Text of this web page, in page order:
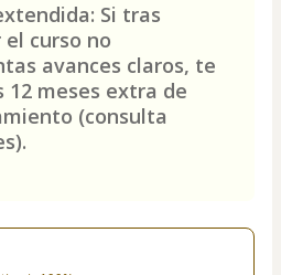
Si tras
curso no
avances claros, te
12 meses extra de
(consulta